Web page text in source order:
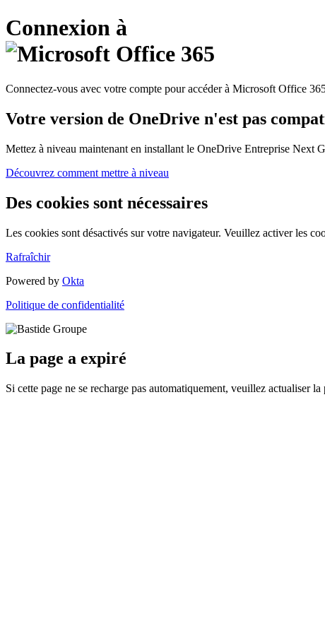
Connexion à
Connectez-vous avec votre compte pour accéder à Microsoft Office
Votre version de OneDrive n'est pas
Mettez à niveau maintenant en installant le OneDrive Entreprise Next
Découvrez comment mettre à niveau
Des cookies sont nécessaires
Les cookies sont désactivés sur votre navigateur. Veuillez activer les
Rafraîchir
Powered by Okta
Politique de confidentialité
La page a expiré
Si cette page ne se recharge pas automatiquement, veuillez actualiser